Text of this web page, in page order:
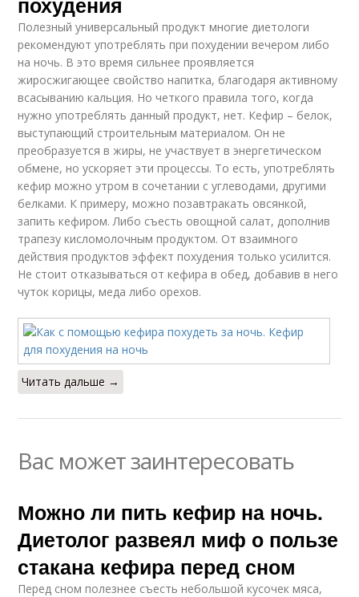
Полезный универсальный продукт многие диетологи
рекомендуют употреблять при похудении вечером либо
на ночь. В это время сильнее проявляется
жиросжигающее свойство напитка, благодаря активному
всасыванию кальция. Но четкого правила того, когда
нужно употреблять данный продукт, нет. Кефир – белок,
выступающий строительным материалом. Он не
преобразуется в жиры, не участвует в энергетическом
обмене, но ускоряет эти процессы. То есть, употреблять
кефир можно утром в сочетании с углеводами, другими
белками. К примеру, можно позавтракать овсянкой,
запить кефиром. Либо съесть овощной салат, дополнив
трапезу кисломолочным продуктом. От взаимного
действия продуктов эффект похудения только усилится.
Не стоит отказываться от кефира в обед, добавив в него
чуток корицы, меда либо орехов.
Читать дальше →
Вас может заинтересовать
Можно ли пить кефир на ночь.
Диетолог развеял миф о пользе
стакана кефира перед сном
Перед сном полезнее съесть небольшой кусочек мяса,